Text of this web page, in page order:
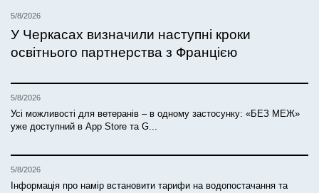
5/8/2026
У Черкасах визначили наступні кроки
освітнього партнерства з Францією
5/8/2026
Усі можливості для ветеранів – в одному застосунку: «БЕЗ МЕЖ»
уже доступний в App Store та G...
5/8/2026
Інформація про намір встановити тарифи на водопостачання та